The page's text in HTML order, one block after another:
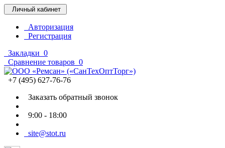
Личный кабинет
Авторизация
Регистрация
Закладки 0
Сравнение товаров 0
+7 (495) 627-76-76
Заказать обратный звонок
9:00 - 18:00
site@stot.ru